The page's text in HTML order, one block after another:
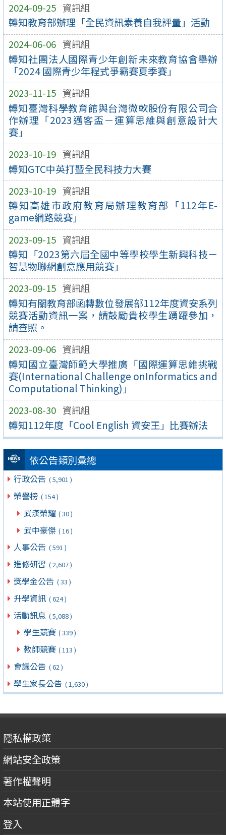
2024-09-25 資訊組
轉知教育部辦理「全民資訊素養自我評量」活動
2024-06-06 資訊組
轉知社團法人國際青少年創新未來教育協會舉辦
「2024 國際青少年程式爭霸賽夏季賽」
2023-11-15 資訊組
轉知臺灣科學教育館與台灣微軟股份有限公司合
作辦理「2023邁客盃－運算思維與創意設計大
賽」
2023-10-19 資訊組
轉知GTC中英打暨全民科技力大賽
2023-10-19 資訊組
轉知高雄市政府教育局辦理教育部「112年E-
game網路競賽」
2023-09-15 資訊組
轉知「2023第六屆全國中等學校學生新興科技－
智慧物聯網創意應用競賽」
2023-09-15 資訊組
轉知有關教育部函轉數位發展部112年度資安系列
競賽活動資訊一案，請鼓勵貴校學生踴躍參加，
請查照。
2023-09-06 資訊組
轉知國立臺灣師範大學推廣「國際運算思維挑戰
賽(International Challenge onInformatics and
Computational Thinking)」
2023-08-30 資訊組
轉知112年度「Cool English 資安王」比賽辦法
依公告類別彙總
行政公告 ( 5,901 )
榮譽榜 ( 154 )
武漢榮耀 ( 30 )
武中豪傑 ( 16 )
人事公告 ( 591 )
進修研習 ( 2,607 )
獎學金公告 ( 33 )
升學資訊 ( 624 )
活動訊息 ( 5,088 )
學生競賽 ( 339 )
教師競賽 ( 113 )
會議公告 ( 62 )
學生家長公告 ( 1,630 )
隱私權政策
網站安全政策
著作權聲明
本站使用正體字
登入